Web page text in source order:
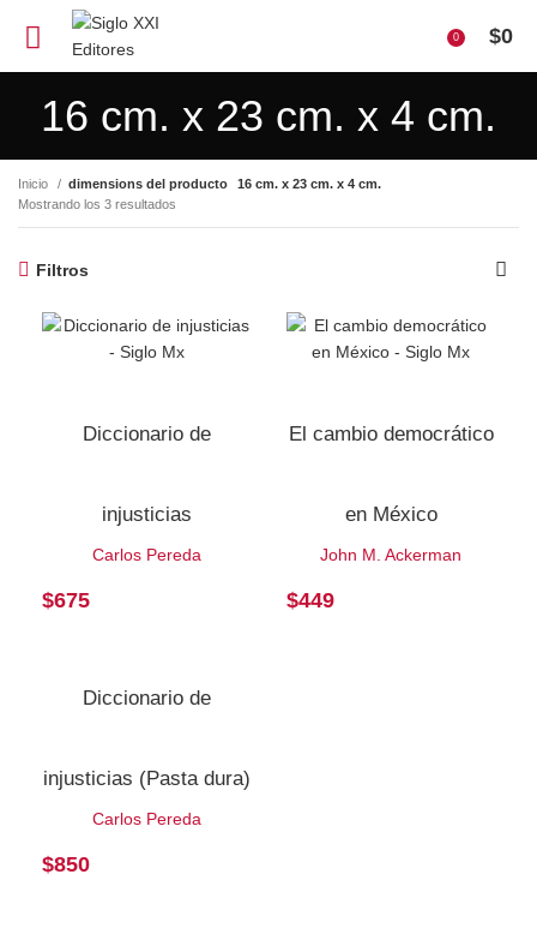
0 $0
16 cm. x 23 cm. x 4 cm.
Inicio dimensions del producto
16 cm. x 23 cm. x 4 cm.
Mostrando los 3 resultados
Filtros
Diccionario de
injusticias
Carlos Pereda
$675
El cambio democrático
en México
John M. Ackerman
$449
Diccionario de
injusticias (Pasta dura)
Carlos Pereda
$850